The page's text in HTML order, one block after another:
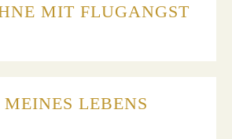
MIT FLUGANGST
LEBENS